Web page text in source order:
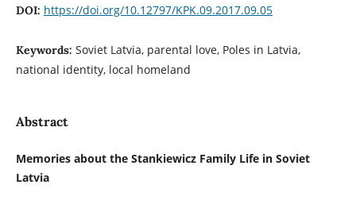
DOI: https://doi.org/10.12797/KPK.09.2017.09.05
Keywords: Soviet Latvia, parental love, Poles in Latvia,
national identity, local homeland
Abstract
Memories about the Stankiewicz Family Life in Soviet
Latvia